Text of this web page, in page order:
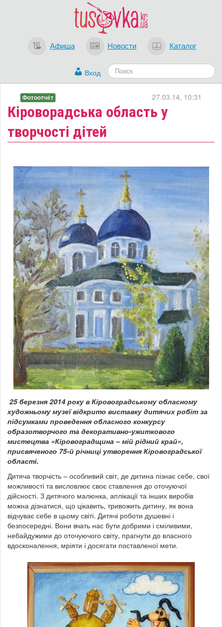
Афиша Новости Каталог
Вход
Кіроворадська область у
творчості дітей
27.03.14, 10:31
Фотоотчёт
25 березня 2014 року в Кіровоградському обласному
художньому музеї відкрито виставку дитячих робіт за
підсумками проведення обласного конкурсу
образотворчого та декоративно-ужиткового
мистецтва «Кіровоградщина – мій рідний край»,
присвяченого 75-й річниці утворення Кіровоградської
області.
Дитяча творчість – особливий світ, де дитина пізнає себе, свої
можливості та висловлює своє ставлення до оточуючої
дійсності. З дитячого малюнка, аплікації та інших виробів
можна дізнатися, що цікавить, тривожить дитину, як вона
відчуває себе в цьому світі. Дитячі роботи душевні і
безпосередні. Вони вчать нас бути добрими і сміливими,
небайдужими до оточуючого світу, прагнути до власного
вдосконалення, мріяти і досягати поставленої мети.